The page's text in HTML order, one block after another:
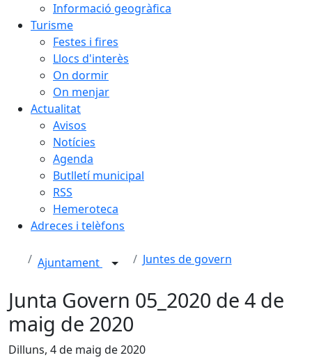
Informació geogràfica
Turisme
Festes i fires
Llocs d'interès
On dormir
On menjar
Actualitat
Avisos
Notícies
Agenda
Butlletí municipal
RSS
Hemeroteca
Adreces i telèfons
Ajuntament Juntes de govern
Junta Govern 05_2020 de 4 de
maig de 2020
Dilluns, 4 de maig de 2020